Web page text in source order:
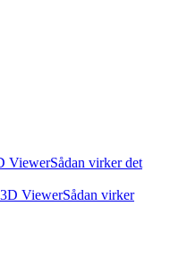
ViewerSådan virker det
3D ViewerSådan virker